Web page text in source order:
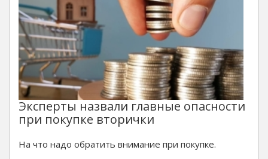
Эксперты назвали главные опасности
при покупке вторички
На что надо обратить внимание при покупке.